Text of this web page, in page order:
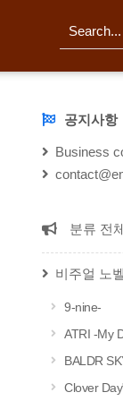
검
NOTICE공지사항
Business
CATEGORY
분류 전
비주얼 노벨
9-nine-
ATRI -My
BALDR
Clover